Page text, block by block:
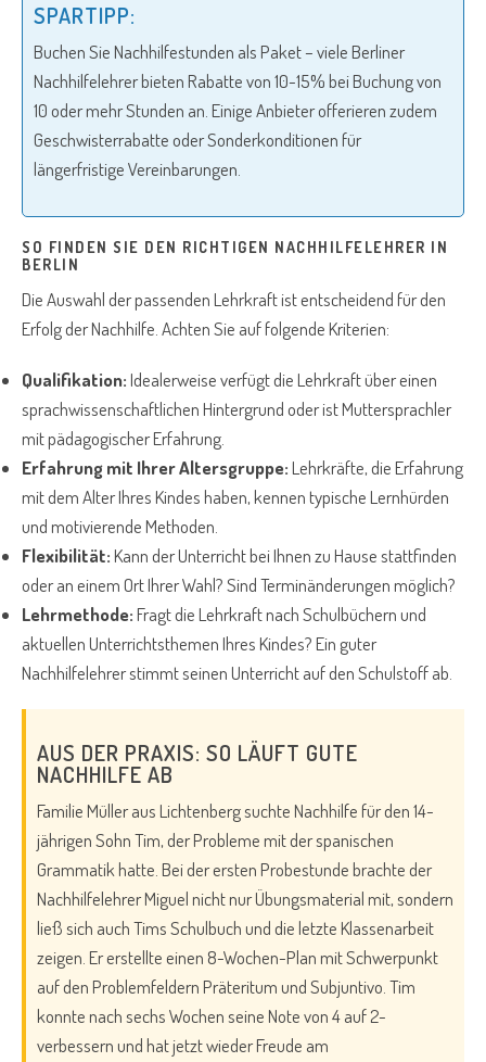
SPARTIPP:
Buchen Sie Nachhilfestunden als Paket – viele Berliner
Nachhilfelehrer bieten Rabatte von 10-15% bei Buchung von
10 oder mehr Stunden an. Einige Anbieter offerieren zudem
Geschwisterrabatte oder Sonderkonditionen für
längerfristige Vereinbarungen.
SO FINDEN SIE DEN RICHTIGEN NACHHILFELEHRER IN
BERLIN
Die Auswahl der passenden Lehrkraft ist entscheidend für den
Erfolg der Nachhilfe. Achten Sie auf folgende Kriterien:
Qualifikation:Idealerweise verfügt die Lehrkraft über einen
sprachwissenschaftlichen Hintergrund oder ist Muttersprachler
mit pädagogischer Erfahrung.
Erfahrung mit Ihrer Altersgruppe:Lehrkräfte, die Erfahrung
mit dem Alter Ihres Kindes haben, kennen typische Lernhürden
und motivierende Methoden.
Flexibilität:Kann der Unterricht bei Ihnen zu Hause stattfinden
oder an einem Ort Ihrer Wahl? Sind Terminänderungen möglich?
Lehrmethode:Fragt die Lehrkraft nach Schulbüchern und
aktuellen Unterrichtsthemen Ihres Kindes? Ein guter
Nachhilfelehrer stimmt seinen Unterricht auf den Schulstoff ab.
AUS DER PRAXIS: SO LÄUFT GUTE
NACHHILFE AB
Familie Müller aus Lichtenberg suchte Nachhilfe für den 14-
jährigen Sohn Tim, der Probleme mit der spanischen
Grammatik hatte. Bei der ersten Probestunde brachte der
Nachhilfelehrer Miguel nicht nur Übungsmaterial mit, sondern
ließ sich auch Tims Schulbuch und die letzte Klassenarbeit
zeigen. Er erstellte einen 8-Wochen-Plan mit Schwerpunkt
auf den Problemfeldern Präteritum und Subjuntivo. Tim
konnte nach sechs Wochen seine Note von 4 auf 2-
verbessern und hat jetzt wieder Freude am